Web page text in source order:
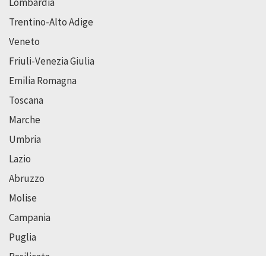
Trentino-Alto Adige
Veneto
Friuli-Venezia Giulia
Emilia Romagna
Toscana
Marche
Umbria
Lazio
Abruzzo
Molise
Campania
Puglia